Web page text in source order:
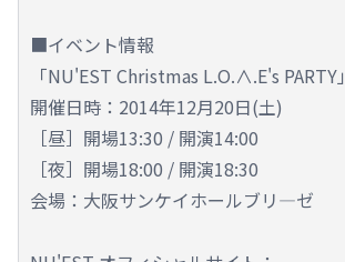
■イベント情報
「NU'EST Christmas L.O.∧.E's PARTY」
開催日時：2014年12月20日(土)
［昼］開場13:30 / 開演14:00
［夜］開場18:00 / 開演18:30
会場：大阪サンケイホールブリ―ゼ